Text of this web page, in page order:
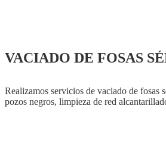
VACIADO DE FOSAS
Realizamos servicios de vaciado de fosas
pozos negros, limpieza de red